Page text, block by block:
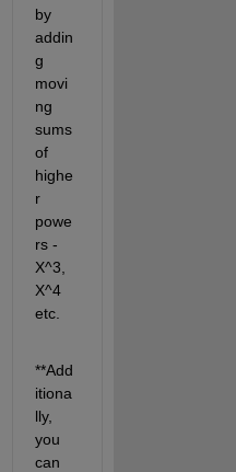
by
addin
g
movi
ng
sums
of
highe
r
powe
rs -
X^3,
X^4
etc.
**Add
itiona
lly,
you
can